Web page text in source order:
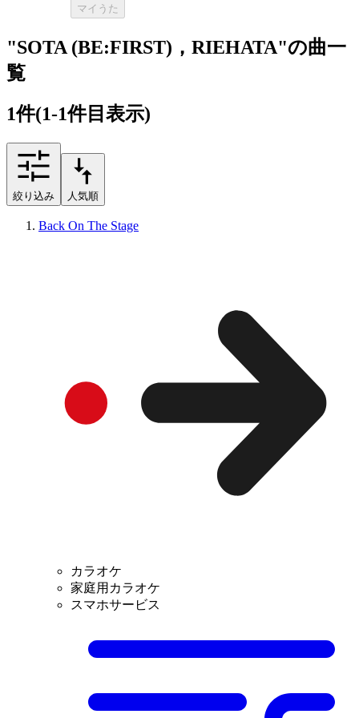
マイうた
"SOTA (BE:FIRST)，RIEHATA"の曲一
覧
1件(1-1件目表示)
絞り込み 人気順
Back On The Stage
カラオケ
家庭用カラオケ
スマホサービス